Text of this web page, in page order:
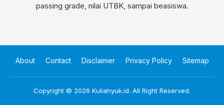
passing grade, nilai UTBK, sampai beasiswa.
About Contact Disclaimer Privacy Policy Sitemap
Copyright © 2026 Kuliahyuk.id. All Right Reserved.